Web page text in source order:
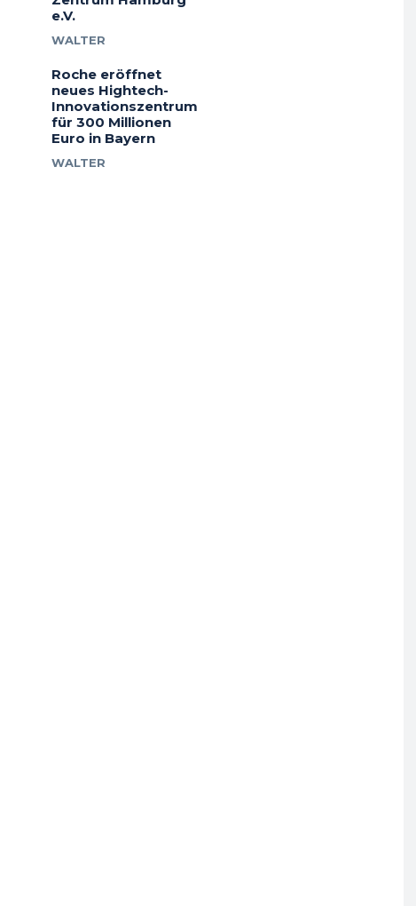
e.V.
WALTER
Roche eröffnet
neues Hightech-
Innovationszentrum
für 300 Millionen
Euro in Bayern
WALTER